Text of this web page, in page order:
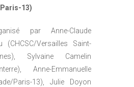
Paris-13)
par Anne-Claude
(CHCSC/Versailles Saint-
Sylvaine Camelin
Anne-Emmanuelle
Paris-13), Julie Doyon